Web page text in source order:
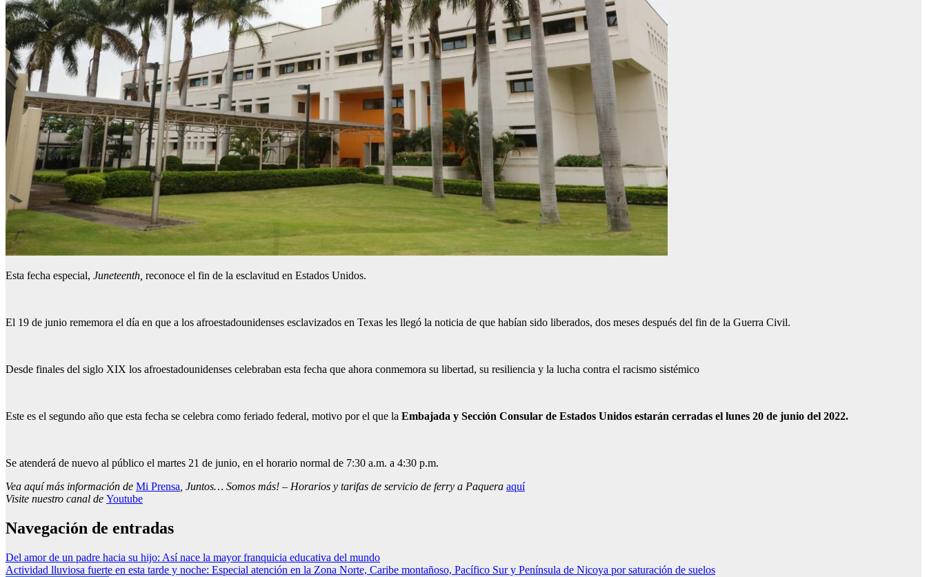
Esta fecha especial, Juneteenth, reconoce el fin de la esclavitud en Estados Unidos.
El 19 de junio rememora el día en que a los afroestadounidenses esclavizados en Texas les llegó la noticia de que habían sido liberados, dos meses después del fin de la Guerra Civil.
Desde finales del siglo XIX los afroestadounidenses celebraban esta fecha que ahora conmemora su libertad, su resiliencia y la lucha contra el racismo sistémico
Este es el segundo año que esta fecha se celebra como feriado federal, motivo por el que la Embajada y Sección Consular de Estados Unidos estarán cerradas el lunes 20 de junio del 2022.
Se atenderá de nuevo al público el martes 21 de junio, en el horario normal de 7:30 a.m. a 4:30 p.m.
Vea aquí más información de Mi Prensa, Juntos… Somos más! – Horarios y tarifas de servicio de ferry a Paquera aquí
Visite nuestro canal de Youtube
Navegación de entradas
Del amor de un padre hacia su hijo: Así nace la mayor franquicia educativa del mundo
Actividad lluviosa fuerte en esta tarde y noche: Especial atención en la Zona Norte, Caribe montañoso, Pacífico Sur y Península de Nicoya por saturación de suelos